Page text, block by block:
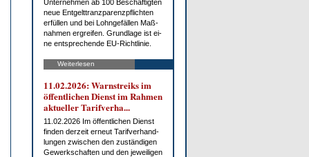
Un­ter­neh­men ab 100 Be­schäf­tig­ten
neue Ent­gelt­tranz­pa­renz­pflich­ten
er­fül­len und bei Lohn­ge­fäl­len Maß­
nah­men er­grei­fen. Grund­la­ge ist ei­
ne ent­spre­chen­de EU-Richt­li­nie.
Weiterlesen
11.02.2026: Warn­streiks im
öf­fent­li­chen Dienst im Rah­men
ak­tu­el­ler Ta­rif­ver­ha...
11.02.2026 Im öf­fent­li­chen Dienst
fin­den der­zeit er­neut Ta­rif­ver­hand­
lun­gen zwi­schen den zu­stän­di­gen
Ge­werk­schaf­ten und den je­wei­li­gen